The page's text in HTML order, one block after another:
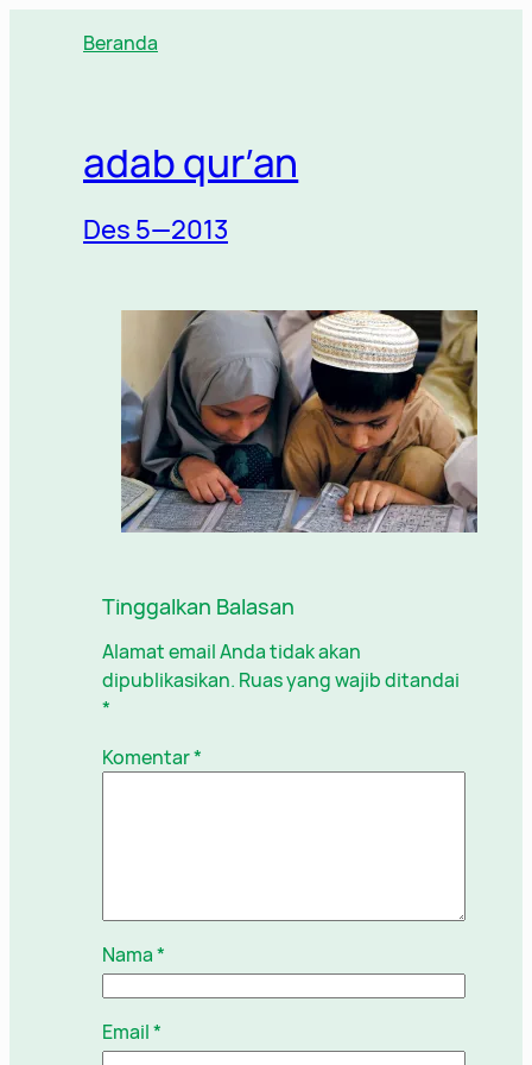
Beranda
adab qur’an
Des 5—2013
Tinggalkan Balasan
Alamat email Anda tidak akan
dipublikasikan. Ruas yang wajib ditandai
*
Komentar*
Nama*
Email*